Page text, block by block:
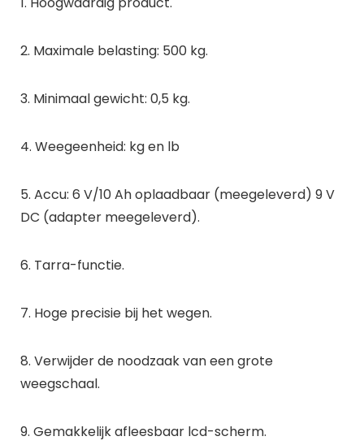
2. Maximale belasting: 500 kg.
3. Minimaal gewicht: 0,5 kg.
4. Weegeenheid: kg en lb
5. Accu: 6 V/10 Ah oplaadbaar (meegeleverd) 9 V
DC (adapter meegeleverd).
6. Tarra-functie.
7. Hoge precisie bij het wegen.
8. Verwijder de noodzaak van een grote
weegschaal.
9. Gemakkelijk afleesbaar lcd-scherm.